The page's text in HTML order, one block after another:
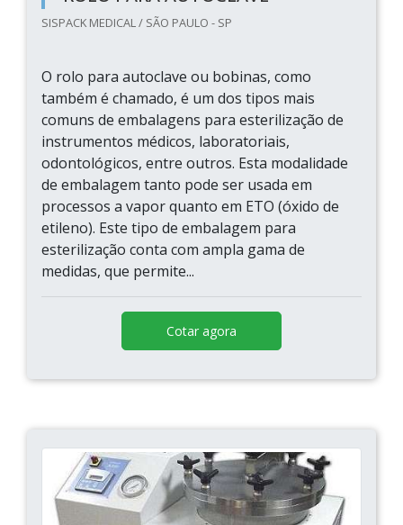
SISPACK MEDICAL / SÃO PAULO - SP
O rolo para autoclave ou bobinas, como
também é chamado, é um dos tipos mais
comuns de embalagens para esterilização de
instrumentos médicos, laboratoriais,
odontológicos, entre outros. Esta modalidade
de embalagem tanto pode ser usada em
processos a vapor quanto em ETO (óxido de
etileno). Este tipo de embalagem para
esterilização conta com ampla gama de
medidas, que permite...
Cotar agora